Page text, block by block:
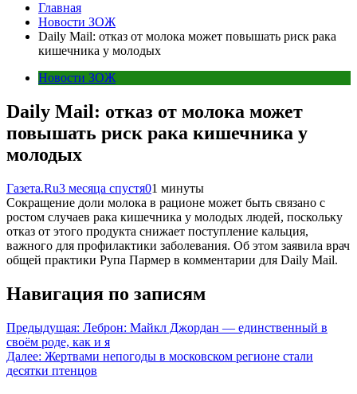
Главная
Новости ЗОЖ
Daily Mail: отказ от молока может повышать риск рака
кишечника у молодых
Новости ЗОЖ
Daily Mail: отказ от молока может
повышать риск рака кишечника у
молодых
Газета.Ru3 месяца спустя01 минуты
Сокращение доли молока в рационе может быть связано с
ростом случаев рака кишечника у молодых людей, поскольку
отказ от этого продукта снижает поступление кальция,
важного для профилактики заболевания. Об этом заявила врач
общей практики Рупа Пармер в комментарии для Daily Mail.
Навигация по записям
Предыдущая: Леброн: Майкл Джордан — единственный в
своём роде, как и я
Далее: Жертвами непогоды в московском регионе стали
десятки птенцов